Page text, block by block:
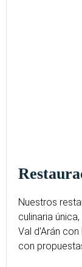
Nuestros
culinaria
Val d'Arán
con